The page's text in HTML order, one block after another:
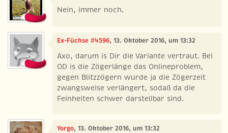
Nein, immer noch.
Ex-Füchse #4596, 13. Oktober 2016, um 13:32
Axo, darum is Dir die Variante vertraut. Bei
OD is die Zögerlänge das Onlineproblem,
gegen Blitzzögern wurde ja die Zögerzeit
zwangsweise verlängert, sodaß da die
Feinheiten schwer darstellbar sind.
Yorgo, 13. Oktober 2016, um 13:32